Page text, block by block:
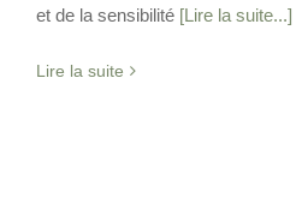
et de la sensibilité [Lire la suite...]
Lire la suite